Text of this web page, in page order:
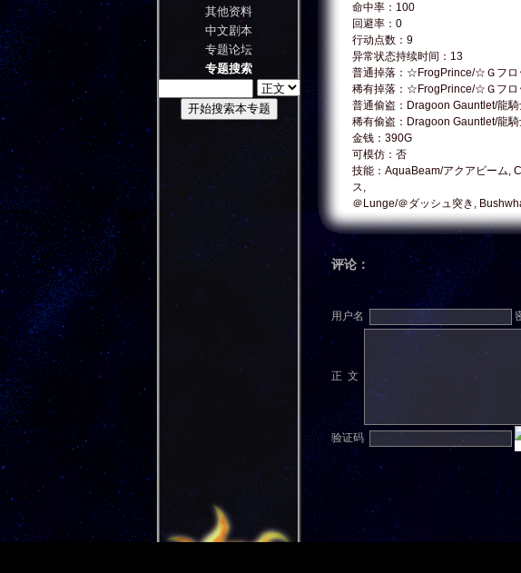
命中率：100
回避率：0
行动点数：9
异常状态持续时间：13
普通掉落：☆FrogPrince/☆Ｇフロ
稀有掉落：☆FrogPrince/☆Ｇフロ
普通偷盗：Dragoon Gauntlet/龍騎
稀有偷盗：Dragoon Gauntlet/龍騎
金钱：390G
可模仿：否
技能：AquaBeam/アクアビーム,
ス,
＠Lunge/＠ダッシュ突き,
评论：
用户名
正 文
验证码
其他资料
中文剧本
专题论坛
专题搜索